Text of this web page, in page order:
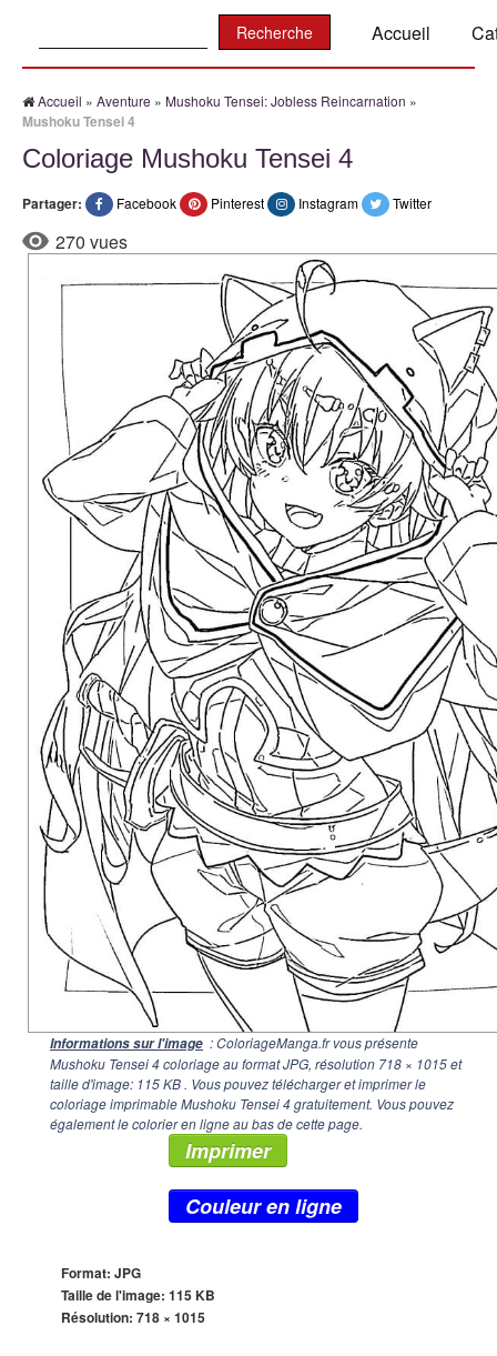
Accueil
Accueil » Aventure » Mushoku Tensei: Jobless Reincarnation »
Mushoku Tensei 4
Coloriage Mushoku Tensei 4
Partager: Facebook Pinterest Instagram Twitter
270 vues
Informations sur l'image : ColoriageManga.fr vous présente
Mushoku Tensei 4 coloriage au format JPG, résolution 718 × 1015et
taille d'image: 115 KB . Vous pouvez télécharger et imprimer le
coloriage imprimable Mushoku Tensei 4 gratuitement. Vous pouvez
également le colorier en ligne au bas de cette page.
Imprimer
Couleur en ligne
Format: JPG
Taille de l'image: 115 KB
Résolution: 718 × 1015